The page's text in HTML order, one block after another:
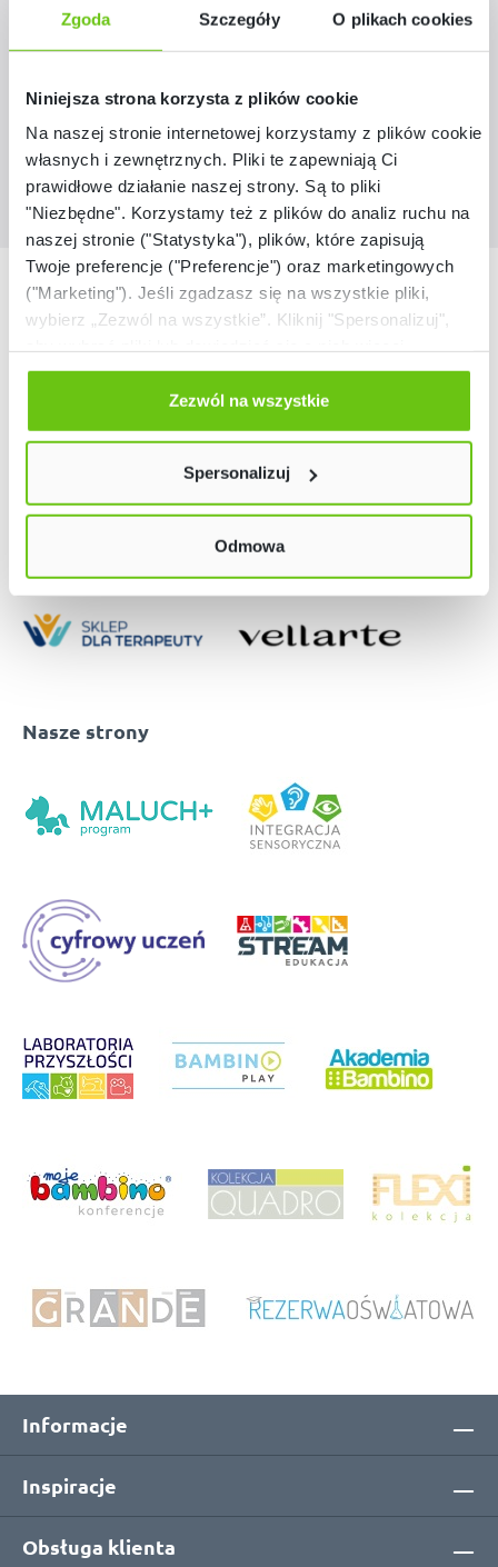
Zgoda Szczegóły O plikach cookies
Niniejsza strona korzysta z plików cookie
Na naszej stronie internetowej korzystamy z plików cookie:
własnych i zewnętrznych. Pliki te zapewniają Ci
prawidłowe działanie naszej strony. Są to pliki
"Niezbędne". Korzystamy też z plików do analiz ruchu na
naszej stronie ("Statystyka"), plików, które zapisują
Twoje preferencje ("Preferencje") oraz marketingowych
("Marketing"). Jeśli zgadzasz się na wszystkie pliki,
wybierz „Zezwól na wszystkie”. Kliknij "Spersonalizuj",
Odmów zgody poprzez przycisk „Odmowa”. Wtedy
użyjemy tylko plików niezbędnych dla naszej strony.
Twój wybór możesz zmienić przez kliknięcie przycisku w
Polityce prywatności
Zezwól na wszystkie
Spersonalizuj
Odmowa
Kod produktu:168104
Nasze marki
Nasze strony
Informacje
Inspiracje
Obsługa klienta